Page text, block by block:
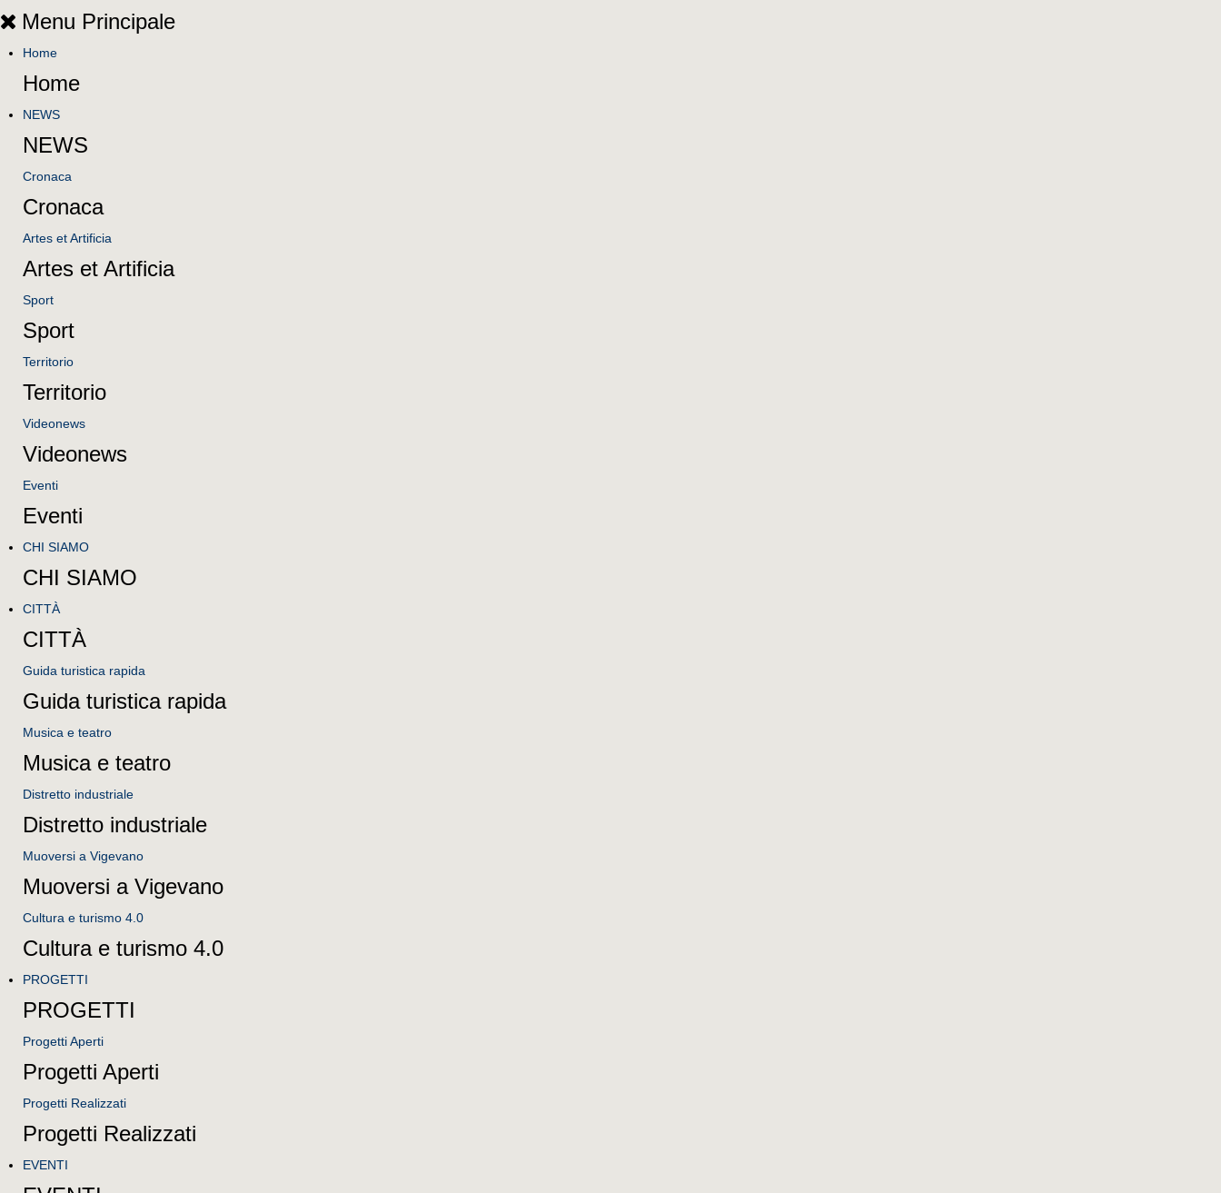
Menu Principale
Home
Home
NEWS
NEWS
Cronaca
Cronaca
Artes et Artificia
Artes et Artificia
Sport
Sport
Territorio
Territorio
Videonews
Videonews
Eventi
Eventi
CHI SIAMO
CHI SIAMO
CITTÀ
CITTÀ
Guida turistica rapida
Guida turistica rapida
Musica e teatro
Musica e teatro
Distretto industriale
Distretto industriale
Muoversi a Vigevano
Muoversi a Vigevano
Cultura e turismo 4.0
Cultura e turismo 4.0
PROGETTI
PROGETTI
Progetti Aperti
Progetti Aperti
Progetti Realizzati
Progetti Realizzati
EVENTI